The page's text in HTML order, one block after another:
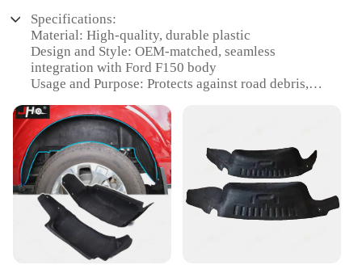
Specifications:
Material: High-quality, durable plastic
Design and Style: OEM-matched, seamless
integration with Ford F150 body
Usage and Purpose: Protects against road debris,
Typical Adaptive Scenario: Off-road adventures,
heavy-duty work environments
Shape or Size or Weight or Quantity: Fits Ford F150
models perfectly; sold as a set
Performance and Property: Enhanced vehicle
longevity, easy installation
Features:
**Optimal Protection for Your Ford F150**
The Ford F150 Fender Liners are an essential